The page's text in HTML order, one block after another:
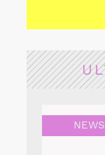
NEWS